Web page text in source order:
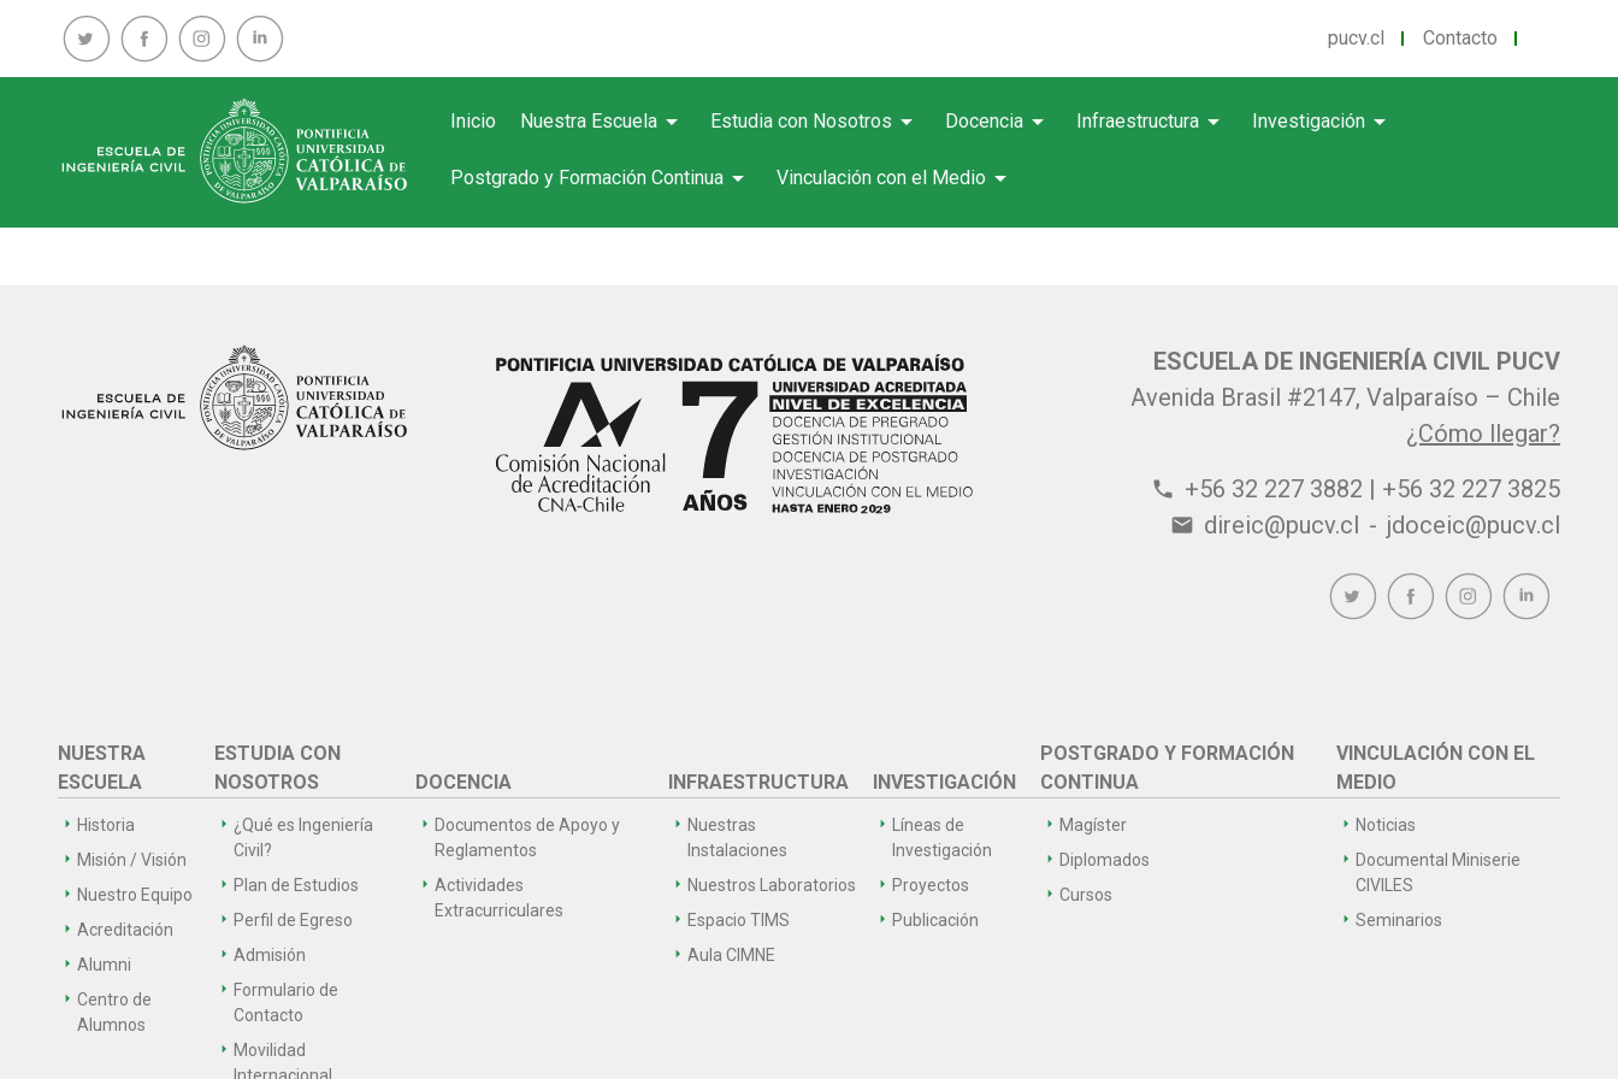
pucv.cl Contacto
Inicio Nuestra Escuela arrow_drop_down Estudia con Nosotros arrow_drop_down Docencia arrow_drop_down Infraestructura arrow_drop_down Investigación arrow_drop_down
Postgrado y Formación Continua arrow_drop_down Vinculación con el Medio arrow_drop_down
ESCUELA DE INGENIERÍA CIVIL PUCV
Avenida Brasil #2147, Valparaíso – Chile
¿Cómo llegar?
phone +56 32 227 3882 | +56 32 227 3825
email direic@pucv.cl - jdoceic@pucv.cl
NUESTRA
ESCUELA
Historia
Misión / Visión
Nuestro Equipo
Acreditación
Alumni
Centro de
Alumnos
ESTUDIA CON
NOSOTROS
¿Qué es Ingeniería
Civil?
Plan de Estudios
Perfil de Egreso
Admisión
Formulario de
Contacto
Movilidad
DOCENCIA
Documentos de Apoyo y
Reglamentos
Actividades
Extracurriculares
INFRAESTRUCTURA
Nuestras
Instalaciones
Nuestros Laboratorios
Espacio TIMS
Aula CIMNE
INVESTIGACIÓN
Líneas de
Investigación
Proyectos
Publicación
POSTGRADO Y FORMACIÓN
CONTINUA
Magíster
Diplomados
Cursos
VINCULACIÓN CON EL
MEDIO
Noticias
Documental Miniserie
CIVILES
Seminarios